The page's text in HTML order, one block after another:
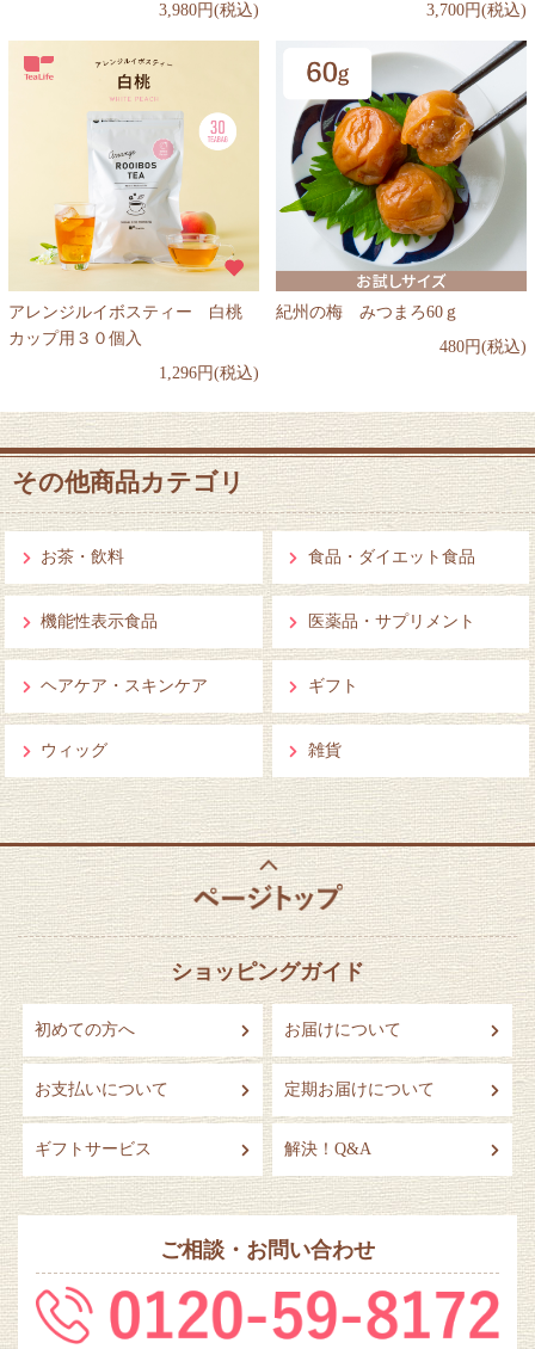
3,980円(税込)
3,700円(税込)
アレンジルイボスティー 白桃
カップ用３０個入
1,296円(税込)
紀州の梅 みつまろ60ｇ
480円(税込)
その他商品カテゴリ
お茶・飲料 食品・ダイエット食品
機能性表示食品 医薬品・サプリメント
ヘアケア・スキンケア ギフト
ウィッグ 雑貨
ショッピングガイド
初めての方へ お届けについて
お支払いについて 定期お届けについて
ギフトサービス 解決！Q&A
ご相談・お問い合わせ